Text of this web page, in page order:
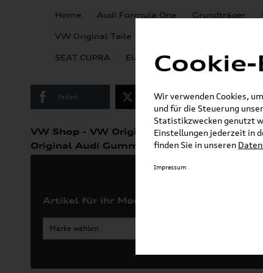
Home Audi Formula One Grundträger
VW Original Teile
SEAT CUPRA Elektromobilität KSE
teilen Twitter Instagram
VW Shop - VW Originalteile und Zubehör »
Original Audi Gummifußmatten » e-tron /
Artikel für ihr Modell
Marke wählen
Wir verwenden Cookies,
und für die Steuerung
Statistikzwecken genutzt
Einstellungen jederzeit in
finden Sie in unseren
Impressum